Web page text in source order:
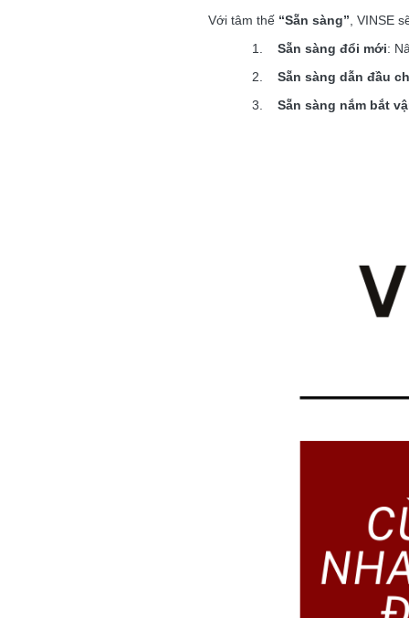
Với tâm thế “Sẵn sàng” , VINSE
1. Sẵn sàng đổi mới:
2. Sẵn sàng dẫn đầu
3. Sẵn sàng nắm bắt